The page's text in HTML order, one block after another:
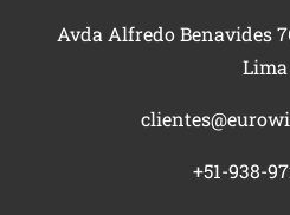
Avda Alfredo Benavides
Lima
+51-938-